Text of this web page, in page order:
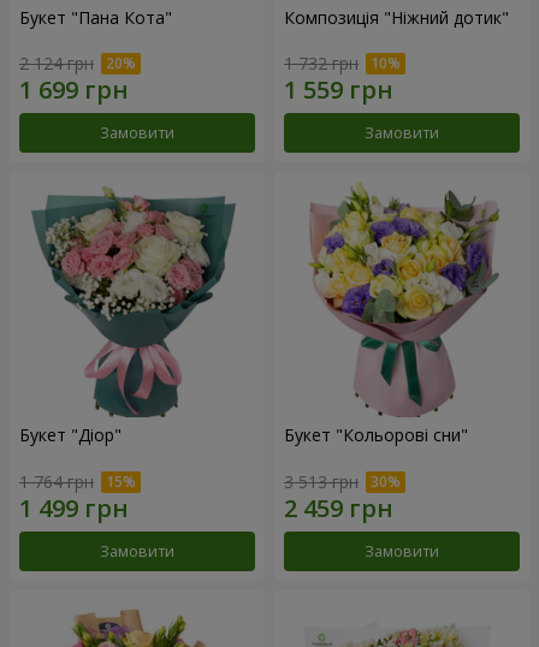
Букет "Пана Кота"
2 124 грн
Замовити
Композиція "Ніжний дотик"
1 732 грн
Замовити
Букет "Діор"
1 764 грн
Замовити
Букет "Кольорові сни"
3 513 грн
Замовити